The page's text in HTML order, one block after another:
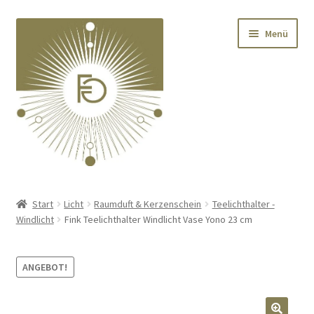
Navigation
springen
springen
Menü
Deko
Textilien
Start Licht Raumduft & Kerzenschein
Teelichthalter -
Windlicht
Fink Teelichthalter Windlicht Vase Yono 23 cm
ANGEBOT!